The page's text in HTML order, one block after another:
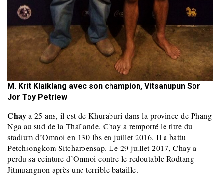
M. Krit Klaiklang avec son champion, Vitsanupun Sor
Jor Toy Petriew
Chay a 25 ans, il est de Khuraburi dans la province de Phang
Nga au sud de la Thaïlande. Chay a remporté le titre du
stadium d’Omnoi en 130 lbs en juillet 2016. Il a battu
Petchsongkom Sitcharoensap. Le 29 juillet 2017, Chay a
perdu sa ceinture d’Omnoi contre le redoutable Rodtang
Jitmuangnon après une terrible bataille.